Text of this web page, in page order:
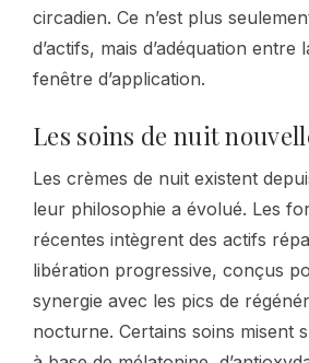
circadien. Ce n’est plus
d’actifs, mais d’adéquation
fenêtre d’application.
Les soins de nuit
Les crèmes de nuit existent
leur philosophie a évolué. Les
récentes intègrent des actifs
libération progressive, conçus
synergie avec les pics de
nocturne. Certains soins misent